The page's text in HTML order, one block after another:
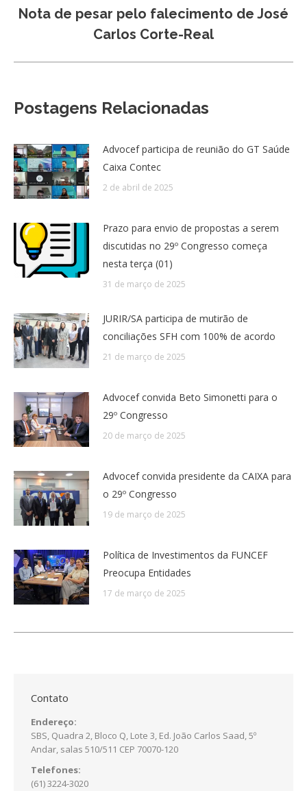
Próximo
post:
Nota de pesar pelo falecimento de José
Carlos Corte-Real
Postagens Relacionadas
Advocef participa de reunião do GT Saúde
Caixa Contec
2 de abril de 2025
Prazo para envio de propostas a serem
discutidas no 29º Congresso começa
nesta terça (01)
31 de março de 2025
JURIR/SA participa de mutirão de
conciliações SFH com 100% de acordo
21 de março de 2025
Advocef convida Beto Simonetti para o
29º Congresso
20 de março de 2025
Advocef convida presidente da CAIXA para
o 29º Congresso
19 de março de 2025
Política de Investimentos da FUNCEF
Preocupa Entidades
17 de março de 2025
Contato
Endereço:
SBS, Quadra 2, Bloco Q, Lote 3, Ed. João Carlos Saad, 5º
Andar, salas 510/511 CEP 70070-120
Telefones:
(61) 3224-3020